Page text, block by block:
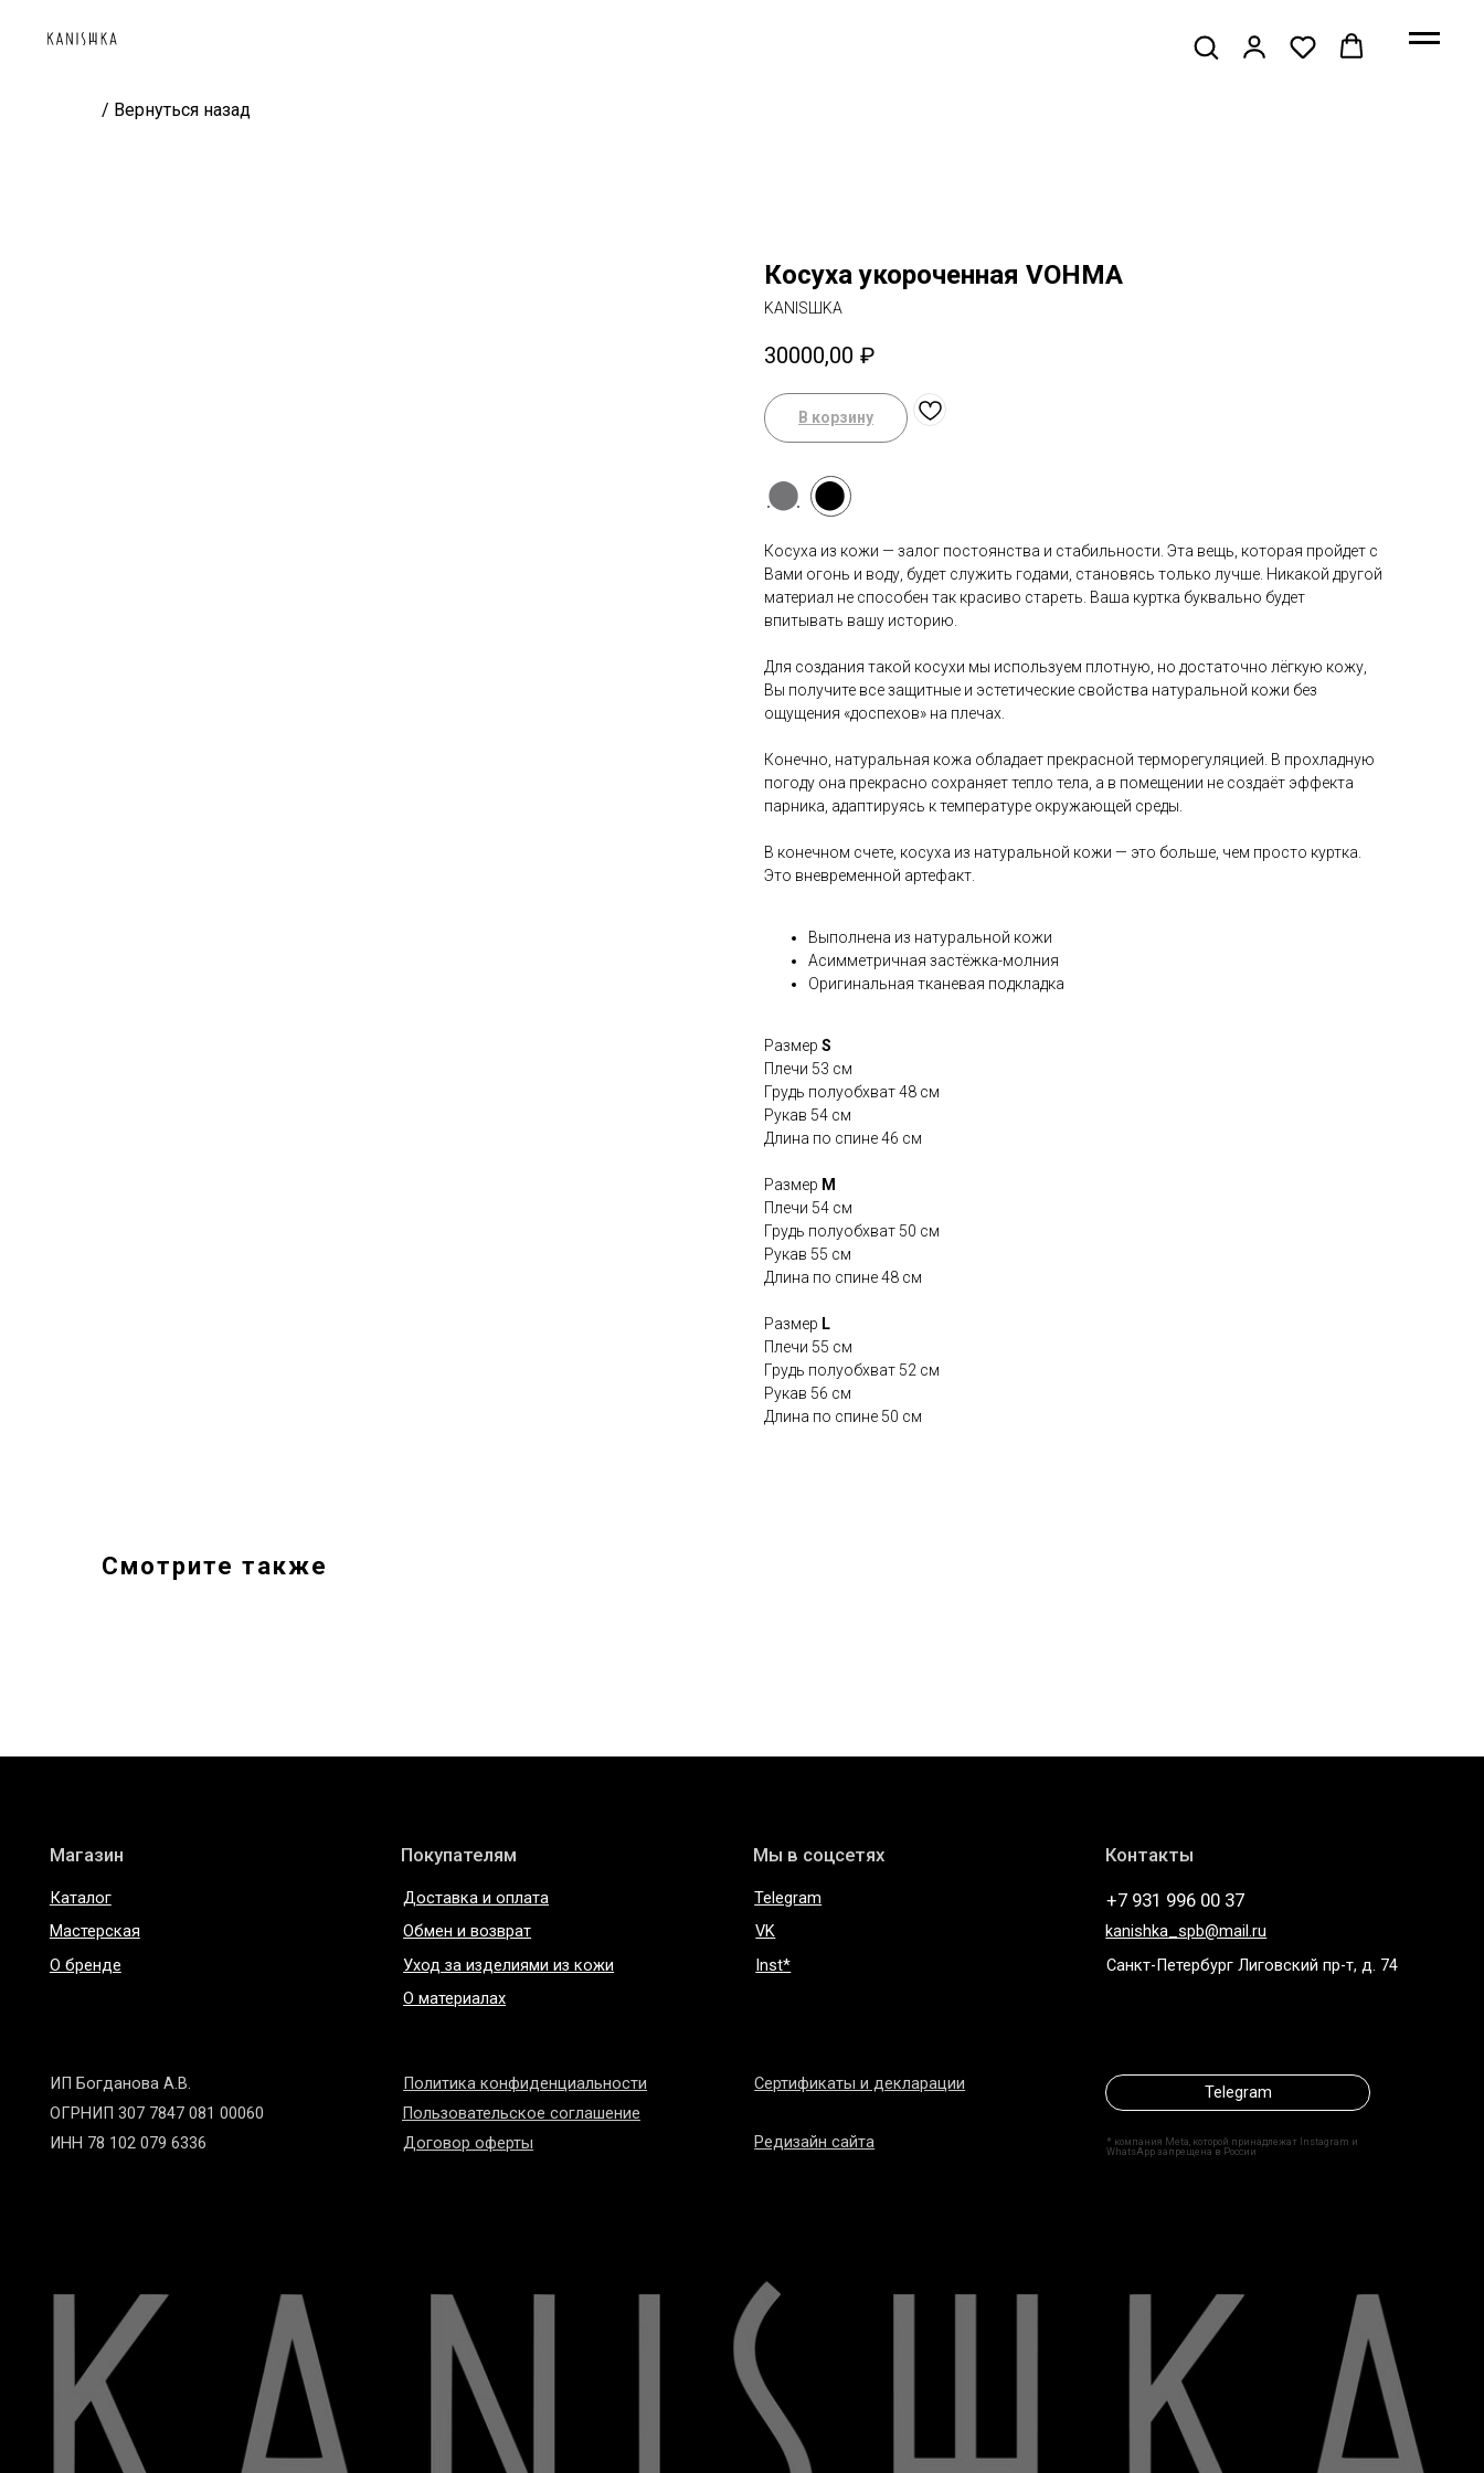
/ Вернуться назад
Косуха укороченная VOHMA
KANISШKA
30000,00 ₽
В корзину
⬤ ⬤
Косуха из кожи — залог постоянства и стабильности. Эта вещь, которая пройдет с
Вами огонь и воду, будет служить годами, становясь только лучше. Никакой другой
материал не способен так красиво стареть. Ваша куртка буквально будет
впитывать вашу историю.
Для создания такой косухи мы используем плотную, но достаточно лёгкую кожу,
Вы получите все защитные и эстетические свойства натуральной кожи без
ощущения «доспехов» на плечах.
Конечно, натуральная кожа обладает прекрасной терморегуляцией. В прохладную
погоду она прекрасно сохраняет тепло тела, а в помещении не создаёт эффекта
парника, адаптируясь к температуре окружающей среды.
В конечном счете, косуха из натуральной кожи — это больше, чем просто куртка.
Это вневременной артефакт.
Выполнена из натуральной кожи
Асимметричная застёжка-молния
Оригинальная тканевая подкладка
Размер S
Плечи 53 см
Грудь полуобхват 48 см
Рукав 54 см
Длина по спине 46 см
Размер М
Плечи 54 см
Грудь полуобхват 50 см
Рукав 55 см
Длина по спине 48 см
Размер L
Плечи 55 см
Грудь полуобхват 52 см
Рукав 56 см
Длина по спине 50 см
Смотрите также
О бренде
Уход за изделиями из кожи
Inst* Санкт-Петербург Лиговский пр-т, д. 74
ИП Богданова А.В.
Политика конфиденциальности
Сертификаты и декларации